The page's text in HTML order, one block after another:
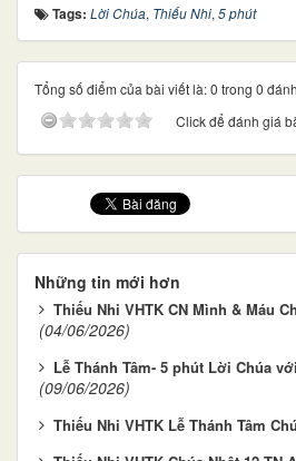
Tags: Lời Chúa, Thiếu Nhi, 5 phút
Tổng số điểm của bài viết là: 0 trong 0
Click để đánh giá
Những tin mới hơn
Thiếu Nhi VHTK CN Mình & Máu
(04/06/2026)
Lễ Thánh Tâm- 5 phút Lời Chúa
(09/06/2026)
Thiếu Nhi VHTK Lễ Thánh Tâm